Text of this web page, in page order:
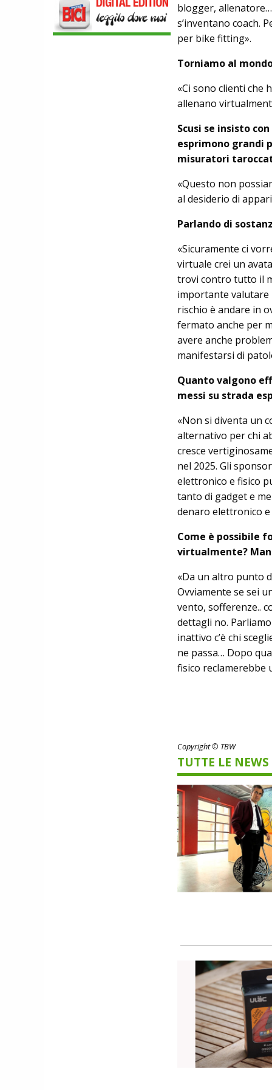
DMT. TADEJ POGACAR, LA MAGLIA
GIALLA E UNA SPECIAL EDITION DELLA
POGI'S SUPERLIGHT
blogger,
s’inventano coach.
per bike fitting».
Torniamo al
«Ci sono clienti che
allenano
Scusi se insisto
esprimono grandi
misuratori
«Questo non
al desiderio di
Parlando di
«Sicuramente ci
virtuale crei un
trovi contro tutto il
importante valutare
rischio è andare in
fermato anche per
avere anche
manifestarsi di
Quanto valgono
messi su strada
«Non si diventa un
alternativo per chi
cresce
nel 2025. Gli
elettronico e fisico
tanto di gadget e
denaro elettronico e
Come è possibile
virtualmente?
«Da un altro punto
Ovviamente se sei
vento, sofferenze..
dettagli no.
inattivo c’è chi
ne passa… Dopo
fisico reclamerebbe
Copyright © TBW
TUTTE LE NEWS